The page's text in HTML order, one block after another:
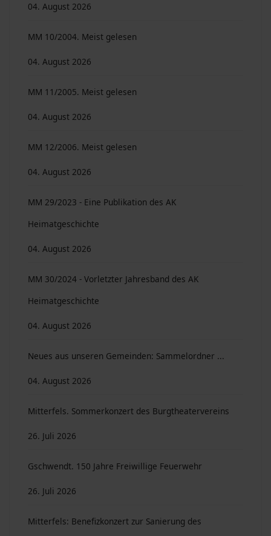
04. August 2026
MM 10/2004. Meist gelesen
04. August 2026
MM 11/2005. Meist gelesen
04. August 2026
MM 12/2006. Meist gelesen
04. August 2026
MM 29/2023 - Eine Publikation des AK
Heimatgeschichte
04. August 2026
MM 30/2024 - Vorletzter Jahresband des AK
Heimatgeschichte
04. August 2026
Neues aus unseren Gemeinden: Sammelordner ...
04. August 2026
Mitterfels. Sommerkonzert des Burgtheatervereins
26. Juli 2026
Gschwendt. 150 Jahre Freiwillige Feuerwehr
26. Juli 2026
Mitterfels: Benefizkonzert zur Sanierung des